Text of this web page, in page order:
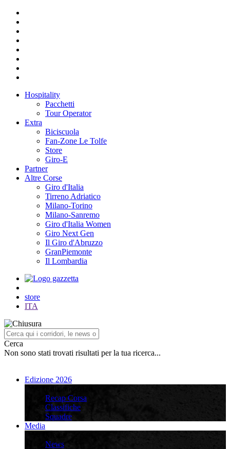
Hospitality
Pacchetti
Tour Operator
Extra
Biciscuola
Fan-Zone Le Tolfe
Store
Giro-E
Partner
Altre Corse
Giro d'Italia
Tirreno Adriatico
Milano-Torino
Milano-Sanremo
Giro d'Italia Women
Giro Next Gen
Il Giro d'Abruzzo
GranPiemonte
Il Lombardia
store
ITA
Cerca
Non sono stati trovati risultati per la tua ricerca...
Edizione 2026
Recap Corsa
Classifiche
Squadre
Media
News